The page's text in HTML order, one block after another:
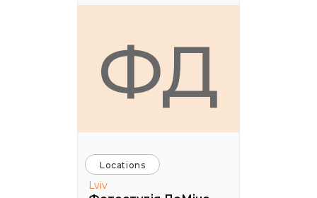
ФД
Locations
Lviv